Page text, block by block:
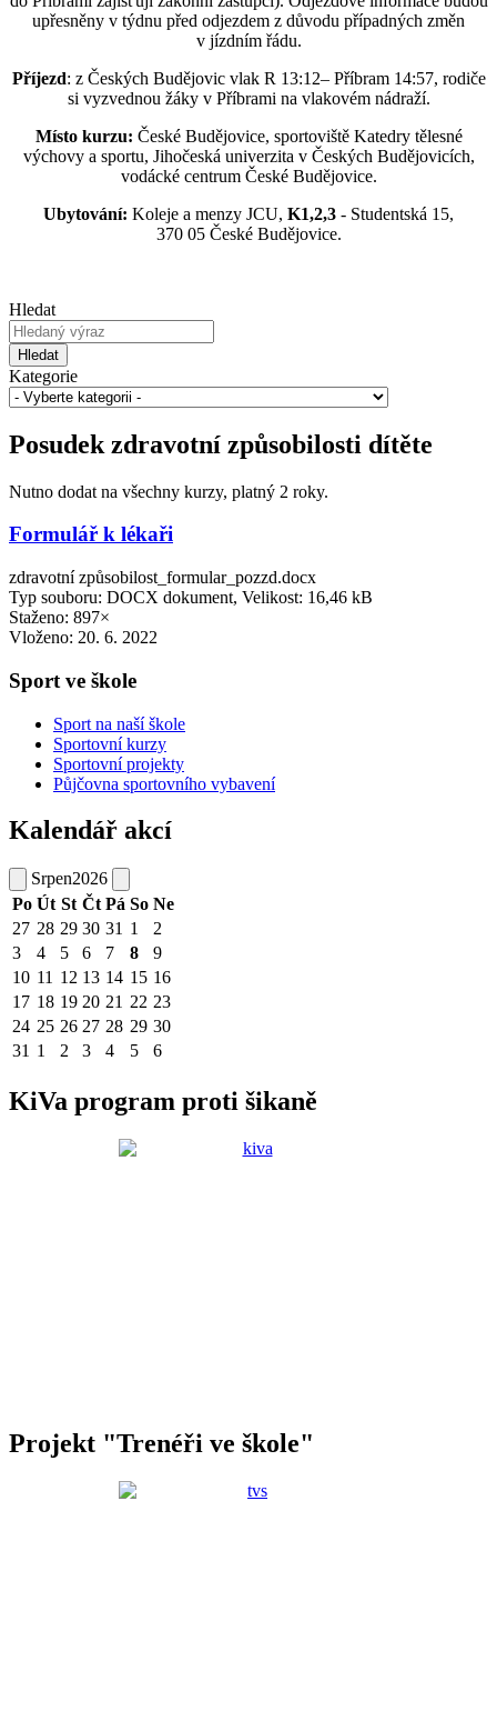
upřesněny v týdnu před odjezdem z důvodu případných změn
v jízdním řádu.
Příjezd: z Českých Budějovic vlak R 13:12– Příbram 14:57, rodiče
si vyzvednou žáky v Příbrami na vlakovém nádraží.
Místo kurzu: České Budějovice, sportoviště Katedry tělesné
výchovy a sportu, Jihočeská univerzita v Českých Budějovicích,
vodácké centrum České Budějovice.
Ubytování: Koleje a menzy JCU, K1,2,3 - Studentská 15,
370 05 České Budějovice.
Hledat
Hledat
Kategorie
Posudek zdravotní způsobilosti dítěte
Nutno dodat na všechny kurzy, platný 2 roky.
Formulář k lékaři
zdravotní způsobilost_formular_pozzd.docx
Typ souboru: DOCX dokument, Velikost: 16,46 kB
Staženo: 897×
Vloženo: 20. 6. 2022
Sport ve škole
Sport na naší škole
Sportovní kurzy
Sportovní projekty
Půjčovna sportovního vybavení
Kalendář akcí
Srpen2026
Po Út St Čt Pá So Ne
27 28 29 30 31 1
2
3
4 5 6 7 8
9
10 11 12 13 14 15 16
17 18 19 20 21 22 23
24 25 26 27 28 29 30
31 1 2 3 4 5 6
KiVa program proti šikaně
Projekt "Trenéři ve škole"